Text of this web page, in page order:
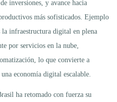
inversiones, y avance hacia
más sofisticados. Ejemplo
la infraestructura digital en plena
por servicios en la nube,
lo que convierte a
economía digital escalable.
ha retomado con fuerza su